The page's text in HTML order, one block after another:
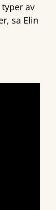
av
sa Elin